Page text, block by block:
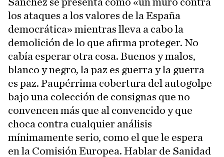
los ataques a los valores de la España
democrática» mientras lleva a cabo la
demolición de lo que afirma proteger. No
cabía esperar otra cosa. Buenos y malos,
blanco y negro, la paz es guerra y la guerra
es paz. Paupérrima cobertura del autogolpe
bajo una colección de consignas que no
convencen más que al convencido y que
choca contra cualquier análisis
mínimamente serio, como el que le espera
en la Comisión Europea. Hablar de Sanidad